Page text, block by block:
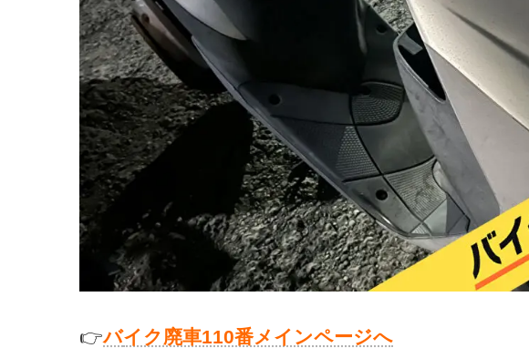
👉バイク廃車110番メインページへ